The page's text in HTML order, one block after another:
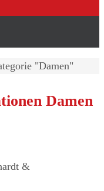
"Damen"
Damen
&